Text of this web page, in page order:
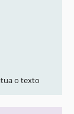
o texto